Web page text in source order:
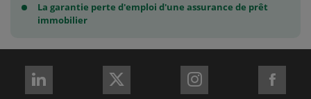
La garantie perte d'emploi d'une assurance de prêt
immobilier